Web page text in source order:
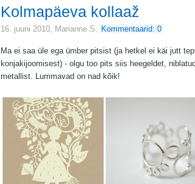
Kolmapäeva kollaaž
16. juuni 2010, Marianne S, Kommentaarid: 0
Ma ei saa üle ega ümber pitsist (ja hetkel ei käi jutt
konjakijoomisest) - olgu too pits siis heegeldet,
metallist. Lummavad on nad kõik!